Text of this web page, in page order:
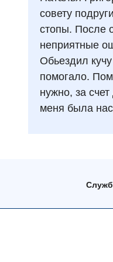
совету
стопы. После
неприятные
Обьездил
помогало.
нужно, за
меня была